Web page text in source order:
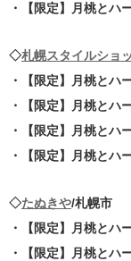
・【限定】月桃とハ
◇札幌スタイルショ
・【限定】月桃とハ
・【限定】月桃とハ
・【限定】月桃とハ
・【限定】月桃とハ
◇たぬきや/札幌市
・【限定】月桃とハ
・【限定】月桃とハ